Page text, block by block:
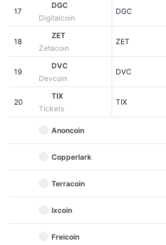
Kalender ICO
Kalender Event
17
DGC
Digitalcoin
DGC
18
ZET
Zetacoin
ZET
19
DVC
Devcoin
DVC
20
TIX
Tickets
TIX
Anoncoin
Copperlark
Terracoin
Ixcoin
Freicoin